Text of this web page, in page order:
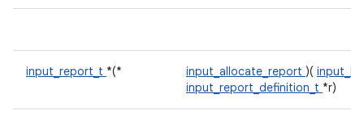
input_report_t *(* input_allocate_report )(
input_report_definition_t *r)